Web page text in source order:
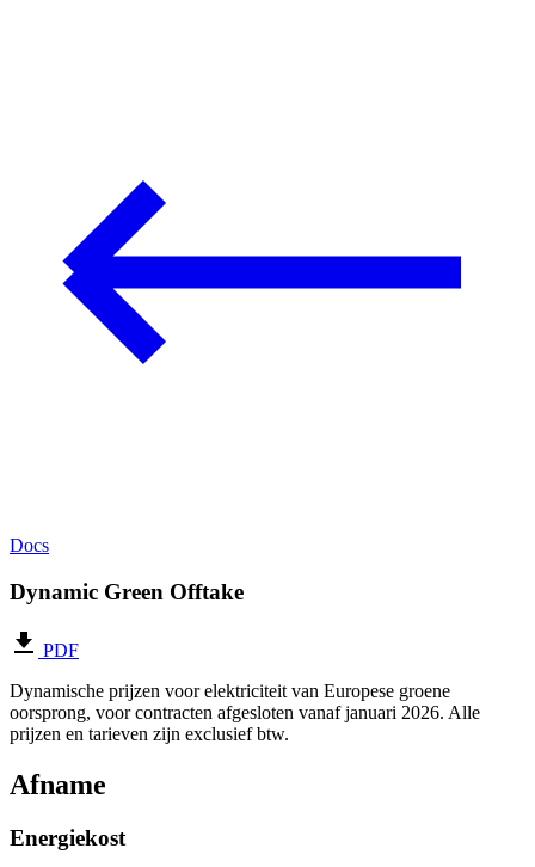
Docs
Dynamic Green Offtake
PDF
Dynamische prijzen voor elektriciteit van Europese groene
oorsprong, voor contracten afgesloten vanaf januari 2026. Alle
prijzen en tarieven zijn exclusief btw.
Afname
Energiekost